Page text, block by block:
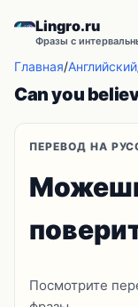
Lingro.ru
Фразы с
Главная/Английский
Can you
ПЕРЕВОД НА
Посмотрите